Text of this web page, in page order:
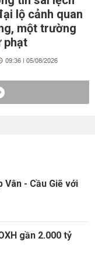
lộ cảnh quan
một trường
phạt
09:36 | 05/08/2026
Vân - Cầu Giẽ với
gần 2.000 tỷ